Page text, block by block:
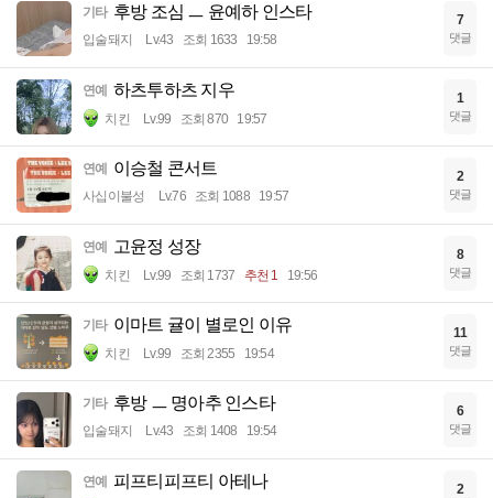
기타 후방 조심 ㅡ 윤예하 인스타
입술돼지 Lv.43 조회 1633 19:58
7
댓글
연예 하츠투하츠 지우
치킨 Lv.99 조회 870 19:57
1
댓글
연예 이승철 콘서트
사십이불성 Lv.76 조회 1088 19:57
2
댓글
연예 고윤정 성장
치킨 Lv.99 조회 1737 추천 1 19:56
8
댓글
기타 이마트 귤이 별로인 이유
치킨 Lv.99 조회 2355 19:54
11
댓글
기타 후방 ㅡ 명아추 인스타
입술돼지 Lv.43 조회 1408 19:54
6
댓글
연예 피프티피프티 아테나 2